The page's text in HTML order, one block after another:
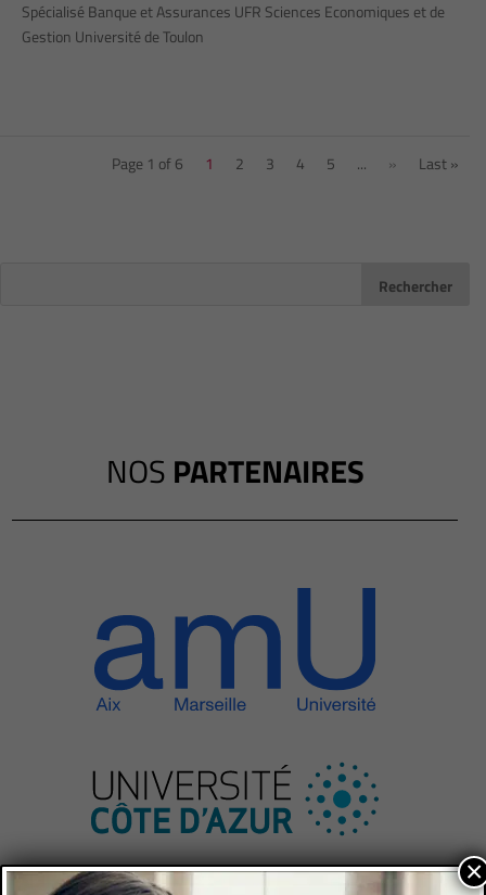
Spécialisé Banque et Assurances UFR Sciences Economiques et de
Gestion Université de Toulon
Page 1 of 6 1 2 3 4 5 ... » Last »
NOS PARTENAIRES
×